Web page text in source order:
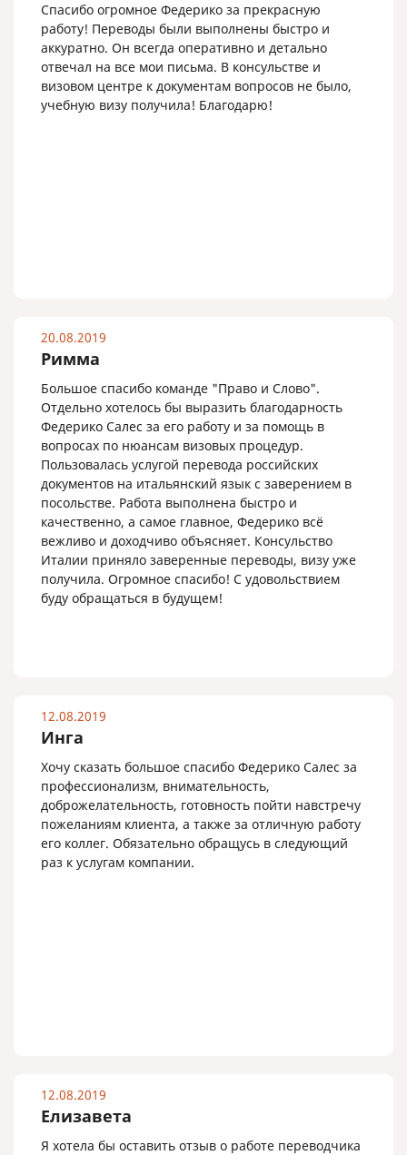
Спасибо огромное Федерико за прекрасную
работу! Переводы были выполнены быстро и
аккуратно. Он всегда оперативно и детально
отвечал на все мои письма. В консульстве и
визовом центре к документам вопросов не было,
учебную визу получила! Благодарю!
20.08.2019
Римма
Большое спасибо команде "Право и Слово".
Отдельно хотелось бы выразить благодарность
Федерико Салес за его работу и за помощь в
вопросах по нюансам визовых процедур.
Пользовалась услугой перевода российских
документов на итальянский язык с заверением в
посольстве. Работа выполнена быстро и
качественно, а самое главное, Федерико всё
вежливо и доходчиво объясняет. Консульство
Италии приняло заверенные переводы, визу уже
получила. Огромное спасибо! С удовольствием
буду обращаться в будущем!
12.08.2019
Инга
Хочу сказать большое спасибо Федерико Салес за
профессионализм, внимательность,
доброжелательность, готовность пойти навстречу
пожеланиям клиента, а также за отличную работу
его коллег. Обязательно обращусь в следующий
раз к услугам компании.
12.08.2019
Елизавета
Я хотела бы оставить отзыв о работе переводчика